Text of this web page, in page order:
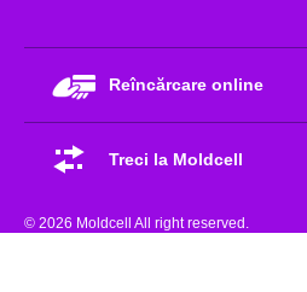
Reîncărcare online
Treci la Moldcell
© 2026 Moldcell All right reserved.